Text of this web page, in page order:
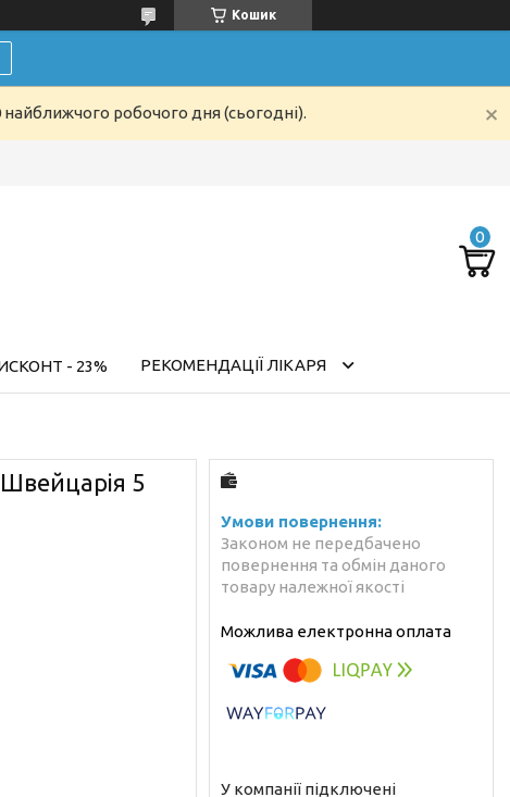
Кошик
робочого дня (сьогодні).
- 23% РЕКОМЕНДАЦІЇ ЛІКАРЯ
5
Законом не передбачено
повернення та обмін даного
товару належної якості
У компанії підключені